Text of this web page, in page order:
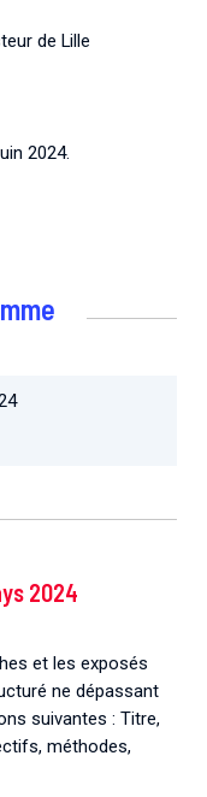
de Lille
2024.
2024
et les exposés
ne dépassant
suivantes : Titre,
méthodes,